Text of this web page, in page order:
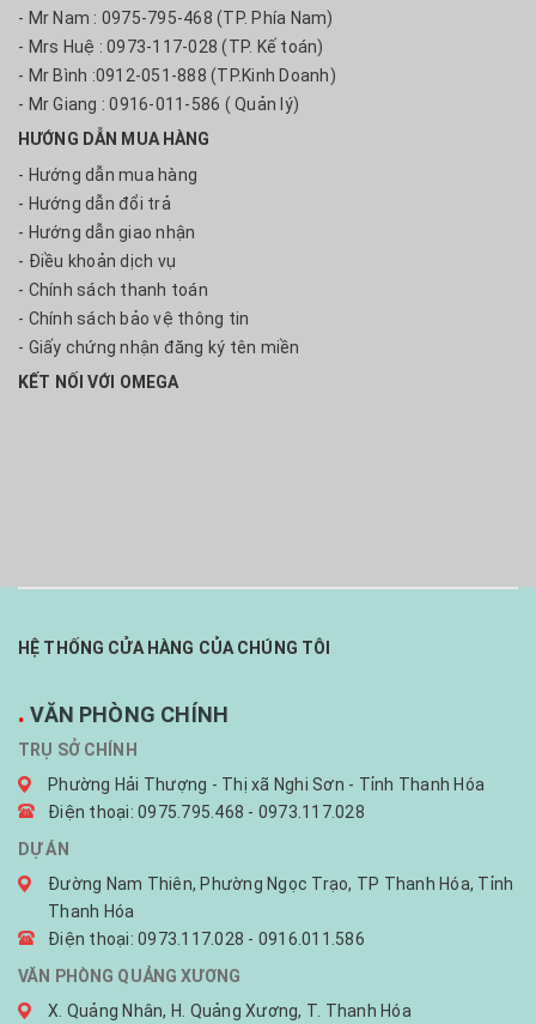
- Mr Nam : 0975-795-468 (TP. Phía Nam)
- Mrs Huệ : 0973-117-028 (TP. Kế toán)
- Mr Bình :0912-051-888 (TP.Kinh Doanh)
- Mr Giang : 0916-011-586 ( Quản lý)
HƯỚNG DẪN MUA HÀNG
- Hướng dẫn mua hàng
- Hướng dẫn đổi trả
- Hướng dẫn giao nhận
- Điều khoản dịch vụ
- Chính sách thanh toán
- Chính sách bảo vệ thông tin
- Giấy chứng nhận đăng ký tên miền
KẾT NỐI VỚI OMEGA
HỆ THỐNG CỬA HÀNG CỦA CHÚNG TÔI
. VĂN PHÒNG CHÍNH
TRỤ SỞ CHÍNH
Phường Hải Thượng - Thị xã Nghi Sơn - Tỉnh Thanh Hóa
Điện thoại: 0975.795.468 - 0973.117.028
DỰ ÁN
Đường Nam Thiên, Phường Ngọc Trạo, TP Thanh Hóa, Tỉnh
Thanh Hóa
Điện thoại: 0973.117.028 - 0916.011.586
VĂN PHÒNG QUẢNG XƯƠNG
X. Quảng Nhân, H. Quảng Xương, T. Thanh Hóa